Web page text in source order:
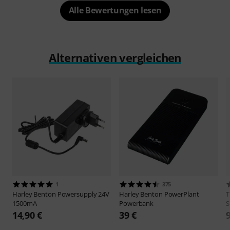
Alle Bewertungen lesen
Alternativen vergleichen
1
Harley Benton Powersupply 24V
1500mA
14,90 €
375
Harley Benton PowerPlant
Powerbank
39 €